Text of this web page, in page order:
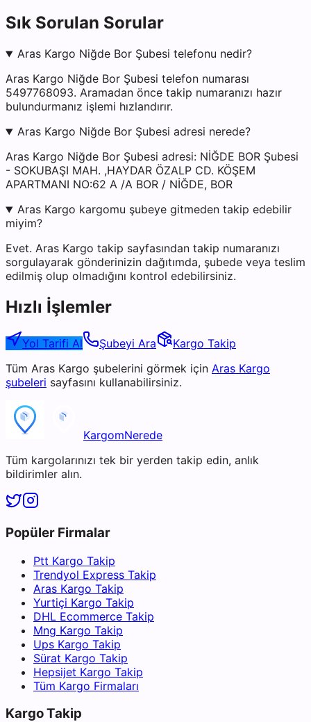
Sık Sorulan Sorular
Aras Kargo Niğde Bor Şubesi telefonu nedir?
Aras Kargo Niğde Bor Şubesi telefon numarası
5497768093. Aramadan önce takip numaranızı hazır
bulundurmanız işlemi hızlandırır.
Aras Kargo Niğde Bor Şubesi adresi nerede?
Aras Kargo Niğde Bor Şubesi adresi: NİĞDE BOR Şubesi
- SOKUBAŞI MAH. ,HAYDAR ÖZALP CD. KÖŞEM
APARTMANI NO:62 A /A BOR / NİĞDE, BOR
Aras Kargo kargomu şubeye gitmeden takip edebilir
miyim?
Evet. Aras Kargo takip sayfasından takip numaranızı
sorgulayarak gönderinizin dağıtımda, şubede veya teslim
edilmiş olup olmadığını kontrol edebilirsiniz.
Hızlı İşlemler
Yol Tarifi Al Şubeyi Ara
Kargo Takip
Tüm Aras Kargo şubelerini görmek için Aras Kargo
şubeleri sayfasını kullanabilirsiniz.
KargomNerede
Tüm kargolarınızı tek bir yerden takip edin, anlık
bildirimler alın.
Popüler Firmalar
Ptt Kargo Takip
Trendyol Express Takip
Aras Kargo Takip
Yurtiçi Kargo Takip
DHL Ecommerce Takip
Mng Kargo Takip
Ups Kargo Takip
Sürat Kargo Takip
Hepsijet Kargo Takip
Tüm Kargo Firmaları
Kargo Takip